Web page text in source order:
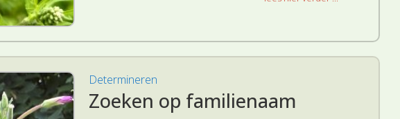
Determineren
Zoeken op familienaam